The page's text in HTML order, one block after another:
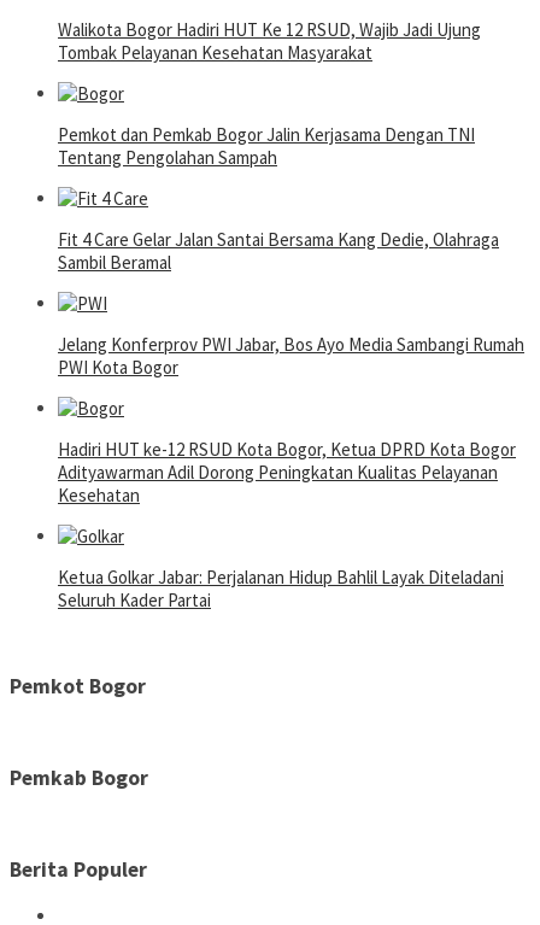
Walikota Bogor Hadiri HUT Ke 12 RSUD, Wajib Jadi Ujung
Tombak Pelayanan Kesehatan Masyarakat
Pemkot dan Pemkab Bogor Jalin Kerjasama Dengan TNI
Tentang Pengolahan Sampah
Fit 4 Care Gelar Jalan Santai Bersama Kang Dedie, Olahraga
Sambil Beramal
Jelang Konferprov PWI Jabar, Bos Ayo Media Sambangi Rumah
PWI Kota Bogor
Hadiri HUT ke-12 RSUD Kota Bogor, Ketua DPRD Kota Bogor
Adityawarman Adil Dorong Peningkatan Kualitas Pelayanan
Kesehatan
Ketua Golkar Jabar: Perjalanan Hidup Bahlil Layak Diteladani
Seluruh Kader Partai
Pemkot Bogor
Pemkab Bogor
Berita Populer